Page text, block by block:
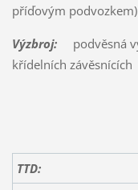
příďovým
Výzbroj:podvěsná
křídelních
TTD: